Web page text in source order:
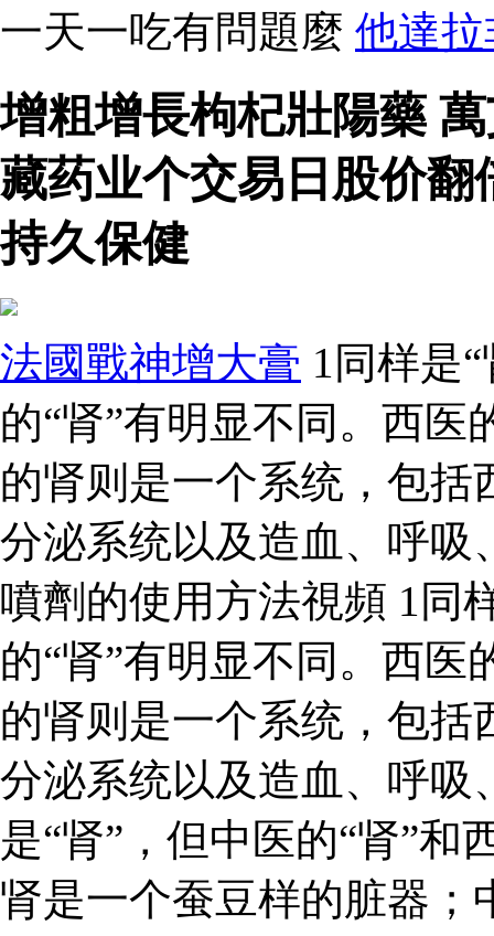
一天一吃有問題麼 他達
增粗增長枸杞壯陽藥
藏药业个交易日股价
持久保健
法國戰神增大膏 1同样是
的“肾”有明显不同。西
的肾则是一个系统，包
分泌系统以及造血、呼吸
噴劑的使用方法視頻 1同
的“肾”有明显不同。西
的肾则是一个系统，包
分泌系统以及造血、呼吸
是“肾”，但中医的“肾”和
肾是一个蚕豆样的脏器；